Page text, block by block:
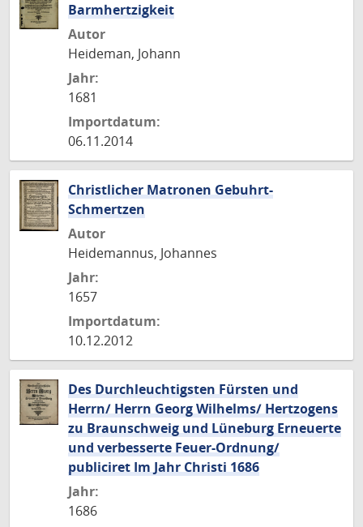
Barmhertzigkeit
Autor
Heideman, Johann
Jahr:
1681
Importdatum:
06.11.2014
Christlicher Matronen Gebuhrt-
Schmertzen
Autor
Heidemannus, Johannes
Jahr:
1657
Importdatum:
10.12.2012
Des Durchleuchtigsten Fürsten und
Herrn/ Herrn Georg Wilhelms/ Hertzogens
zu Braunschweig und Lüneburg Erneuerte
und verbesserte Feuer-Ordnung/
publiciret Im Jahr Christi 1686
Jahr:
1686